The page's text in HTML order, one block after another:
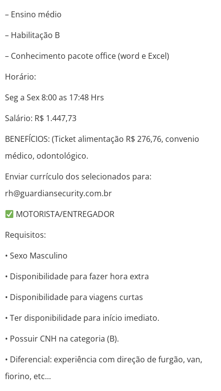
– Ensino médio
– Habilitação B
– Conhecimento pacote office (word e Excel)
Horário:
Seg a Sex 8:00 as 17:48 Hrs
Salário: R$ 1.447,73
BENEFÍCIOS: (Ticket alimentação R$ 276,76, convenio
médico, odontológico.
Enviar currículo dos selecionados para:
rh@guardiansecurity.com.br
MOTORISTA/ENTREGADOR
Requisitos:
• Sexo Masculino
• Disponibilidade para fazer hora extra
• Disponibilidade para viagens curtas
• Ter disponibilidade para início imediato.
• Possuir CNH na categoria (B).
• Diferencial: experiência com direção de furgão, van,
fiorino, etc…